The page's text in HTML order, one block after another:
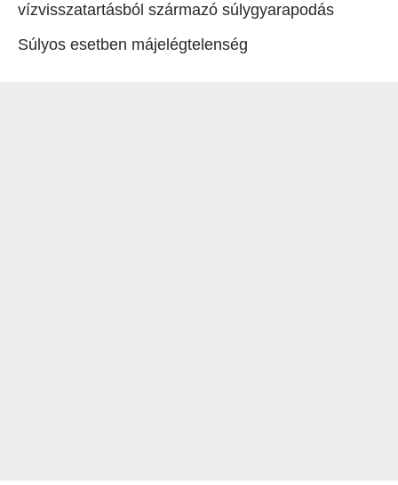
vízvisszatartásból származó súlygyarapodás
Súlyos esetben májelégtelenség